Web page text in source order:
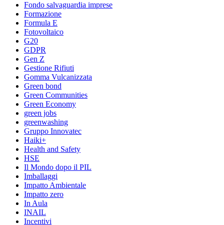
Fondo salvaguardia imprese
Formazione
Formula E
Fotovoltaico
G20
GDPR
Gen Z
Gestione Rifiuti
Gomma Vulcanizzata
Green bond
Green Communities
Green Economy
green jobs
greenwashing
Gruppo Innovatec
Haiki+
Health and Safety
HSE
Il Mondo dopo il PIL
Imballaggi
Impatto Ambientale
Impatto zero
In Aula
INAIL
Incentivi